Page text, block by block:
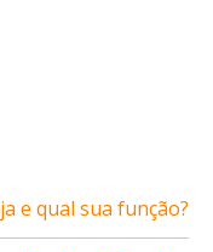
e qual sua função?